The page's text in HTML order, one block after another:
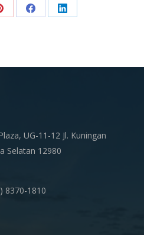
Share Share
UG-11-12 Jl. Kuningan
Selatan 12980
8370-1810